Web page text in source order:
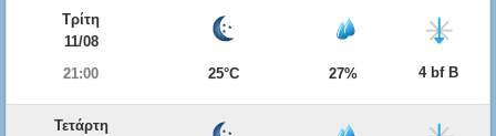
Τρίτη
11/08
21:00
25°C 27% 4 bf Β
Τετάρτη